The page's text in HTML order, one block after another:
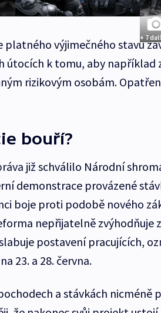
+ 7
platného výjimečného stavu
útocích k tomu, aby například
rizikovým osobám.
bouří?
již schválilo Národní
demonstrace provázené
boje proti podobě nového
nepřijatelně zvýhodňuje
postavení pracujících,
23. a 28. června.
a stávkách nicméně